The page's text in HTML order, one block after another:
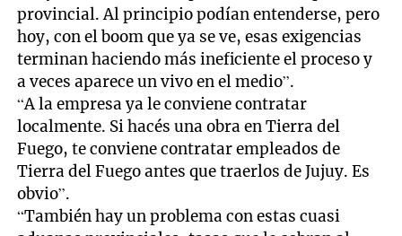
provincial. Al principio podían entenderse, pero
hoy, con el boom que ya se ve, esas exigencias
terminan haciendo más ineficiente el proceso y
a veces aparece un vivo en el medio”.
“A la empresa ya le conviene contratar
localmente. Si hacés una obra en Tierra del
Fuego, te conviene contratar empleados de
Tierra del Fuego antes que traerlos de Jujuy. Es
obvio”.
“También hay un problema con estas cuasi